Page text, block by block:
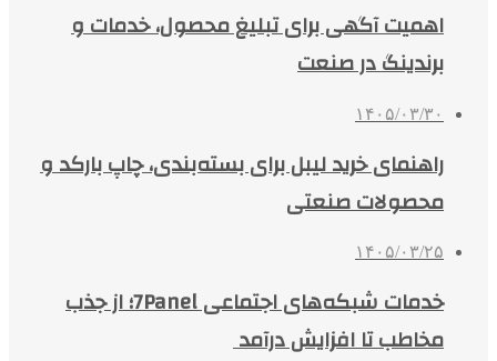
اهمیت آگهی برای تبلیغ محصول، خدمات و
برندینگ در صنعت
۱۴۰۵/۰۳/۳۰
راهنمای خرید لیبل برای بسته‌بندی، چاپ بارکد و
محصولات صنعتی
۱۴۰۵/۰۳/۲۵
خدمات شبکه‌های اجتماعی 7Panel؛ از جذب
مخاطب تا افزایش درآمد